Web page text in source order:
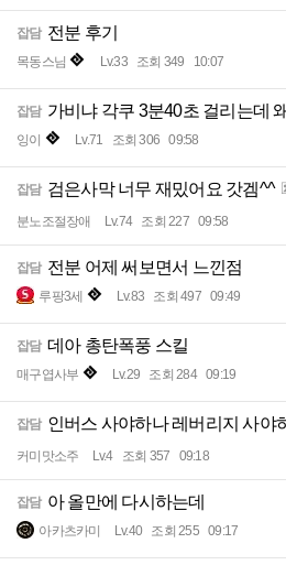
잡담 전분 후기
목동스님 Lv.33 조회 349 10:07
잡담 가비냐 각쿠 3분40초 걸리는데
잉이 Lv.71 조회 306 09:58
잡담 검은사막 너무 재밌어요 갓겜^^
분노조절장애 Lv.74 조회 227 09:58
잡담 전분 어제 써보면서 느낀점
루팡3세 Lv.83 조회 497 09:49
잡담 데아 총탄폭풍 스킬
매구엽사부 Lv.29 조회 284 09:19
잡담 인버스 사야하나 레버리지 사야
커미맛소주 Lv.4 조회 357 09:18
잡담 아 올만에 다시하는데
아카츠카미 Lv.40 조회 255 09:17